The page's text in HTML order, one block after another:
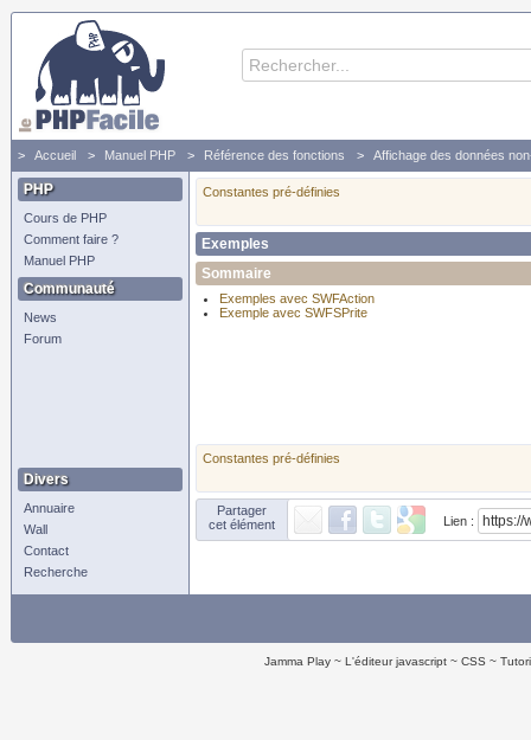
Accueil Manuel PHP Référence des fonctions Affichage des données
PHP
Cours de PHP
Comment faire ?
Manuel PHP
Communauté
News
Forum
Divers
Annuaire
Wall
Contact
Recherche
Constantes pré-définies
Exemples
Sommaire
Exemples avec SWFAction
Exemple avec SWFSPrite
Constantes pré-définies
Partager
cet élément
Lien :
Jamma Play L'éditeur javascript CSS